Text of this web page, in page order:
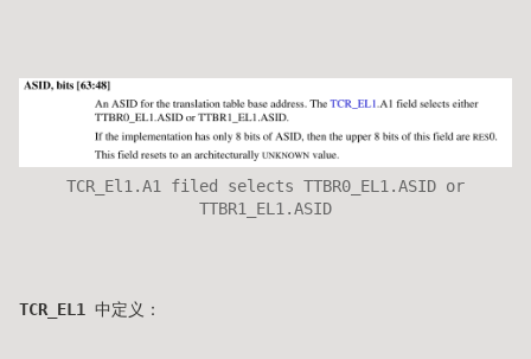
TCR_El1.A1 filed selects TTBR0_EL1.ASID or
TTBR1_EL1.ASID
TCR_EL1 中定义：